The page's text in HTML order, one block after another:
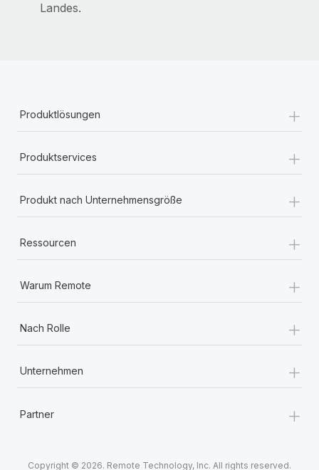
Landes.
Produktlösungen +
Produktservices +
Produkt nach Unternehmensgröße +
Ressourcen +
Warum Remote +
Nach Rolle +
Unternehmen +
Partner +
Copyright © 2026. Remote Technology, Inc. All rights reserved.